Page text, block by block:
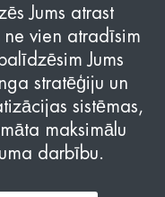
Jums atrast
vien atradīsim
Jums
stratēģiju un
sistēmas,
maksimālu
darbību.